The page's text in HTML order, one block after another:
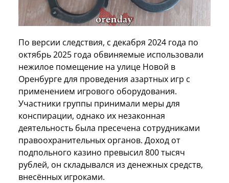
По версии следствия, с декабря 2024 года по
октябрь 2025 года обвиняемые использовали
нежилое помещение на улице Новой в
Оренбурге для проведения азартных игр с
применением игрового оборудования.
Участники группы принимали меры для
конспирации, однако их незаконная
деятельность была пресечена сотрудниками
правоохранительных органов. Доход от
подпольного казино превысил 800 тысяч
рублей, он складывался из денежных средств,
внесённых игроками.